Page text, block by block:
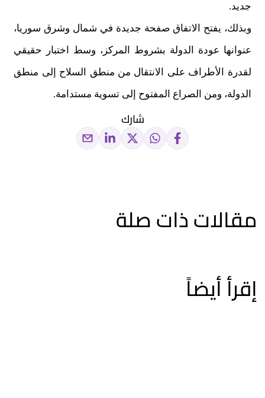
جديد.
وبذلك، يفتح الاتفاق صفحة جديدة في شمال وشرق سوريا،
عنوانها عودة الدولة بشروط المركز، وسط اختبار حقيقي
لقدرة الأطراف على الانتقال من منطق السلاح إلى منطق
الدولة، ومن الصراع المفتوح إلى تسوية مستدامة.
شارك
مقالات ذات صلة
إقرأ أيضاً